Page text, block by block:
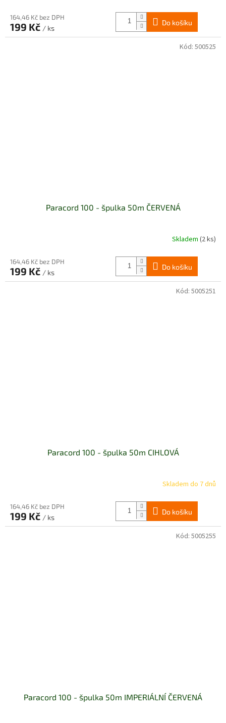
164,46 Kč bez DPH
199 Kč / ks
Do košíku
Paracord 100 - špulka 50m ČERVENÁ
Skladem (2 ks)
164,46 Kč bez DPH
199 Kč / ks
Do košíku
Kód: 500525
Paracord 100 - špulka 50m CIHLOVÁ
produktu
je
5,0
Skladem do 7 dnů
164,46 Kč bez DPH
199 Kč / ks
Do košíku
Kód: 5005251
Paracord 100 - špulka 50m IMPERIÁLNÍ ČERVENÁ
Kód: 5005255